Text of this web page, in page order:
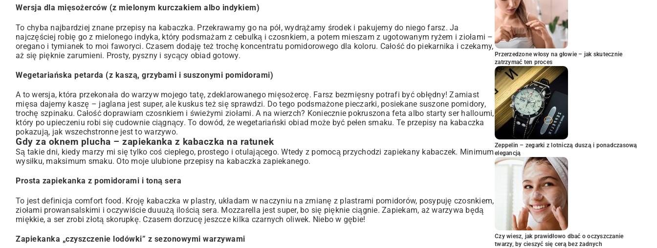
Podsumowując: Nie bójcie się kabaczka!
Wersja dla mięsożerców (z mielonym kurczakiem albo indykiem)
To chyba najbardziej znane przepisy na kabaczka. Przekrawamy go na pół, wydrążamy środek i pakujemy do niego farsz. Ja
najczęściej robię go z mielonego indyka, który podsmażam z cebulką i czosnkiem, a potem mieszam z ugotowanym ryżem i ziołami –
oregano i tymianek to moi faworyci. Czasem dodaję też trochę koncentratu pomidorowego dla koloru. Całość do piekarnika i czekamy,
aż się pięknie zarumieni. Prosty, pyszny i sycący obiad gotowy.
Wegetariańska petarda (z kaszą, grzybami i suszonymi pomidorami)
A to wersja, która przekonała do warzyw mojego tatę, zdeklarowanego mięsożercę. Farsz bezmięsny potrafi być obłędny! Zamiast
mięsa dajemy kaszę – jaglana jest super, ale kuskus też się sprawdzi. Do tego podsmażone pieczarki, posiekane suszone pomidory,
trochę szpinaku. Całość doprawiam czosnkiem i świeżymi ziołami. A na wierzch? Koniecznie pokruszona feta albo starty ser halloumi,
który po upieczeniu robi się cudownie ciągnący. To dowód, żewegetariański obiad może być pełen smaku. Te przepisy na kabaczka
pokazują, jak wszechstronne jest to warzywo.
Gdy za oknem plucha – zapiekanka z kabaczka na ratunek
Są takie dni, kiedy marzy mi się tylko coś ciepłego, prostego i otulającego. Wtedy z pomocą przychodzi zapiekany kabaczek. Minimum
wysiłku, maksimum smaku. Oto moje ulubione przepisy na kabaczka zapiekanego.
Prosta zapiekanka z pomidorami i toną sera
To jest definicja comfort food. Kroję kabaczka w plastry, układam w naczyniu na zmianę z plastrami pomidorów, posypuję czosnkiem,
ziołami prowansalskimi i oczywiście duuużą ilością sera. Mozzarella jest super, bo się pięknie ciągnie. Zapiekam, aż warzywa będą
miękkie, a ser zrobi złotą skorupkę. Czasem dorzucę jeszcze kilka czarnych oliwek. Niebo w gębie!
Zapiekanka „czyszczenie lodówki” z sezonowymi warzywami
Przerzedzone włosy na głowie – jak skutecznie
zatrzymać ten proces
Zeppelin – zegarki z lotniczą duszą i ponadczasową
elegancją
Czy wiesz, jak prawidłowo dbać o oczyszczanie
twarzy, by cieszyć się cerą bez żadnych